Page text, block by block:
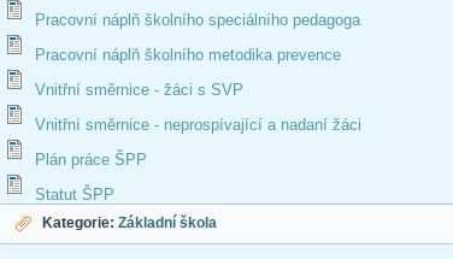
Pracovní náplň školního speciálního pedagoga
Pracovní náplň školního metodika prevence
Vnitřní směrnice - žáci s SVP
Vnitřní směrnice - neprospívající a nadaní žáci
Plán práce ŠPP
Statut ŠPP
Kategorie: Základní škola